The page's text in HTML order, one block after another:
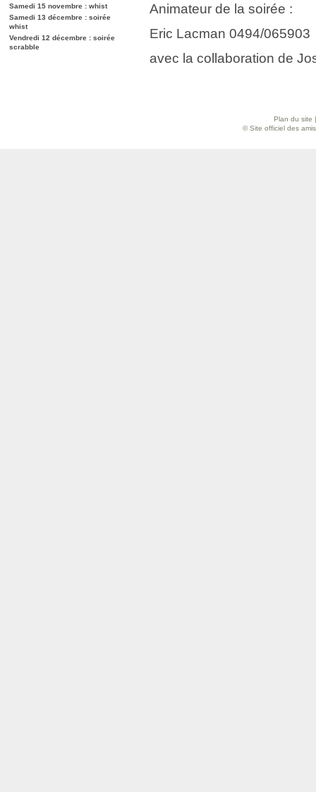
Samedi 15 novembre : whist
Samedi 13 décembre : soirée
whist
Vendredi 12 décembre : soirée
scrabble
Animateur de la soirée :
Eric Lacman 0494/065903
avec la collaboration de
Plan du site
© Site officiel des